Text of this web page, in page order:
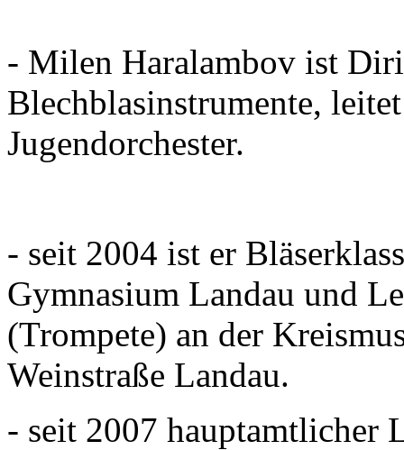
- Milen Haralambov ist
Blechblasinstrumente,
Jugendorchester.
- seit 2004 ist er
Gymnasium Landau und
(Trompete) an der
Weinstraße Landau.
- seit 2007 hauptamtlicher